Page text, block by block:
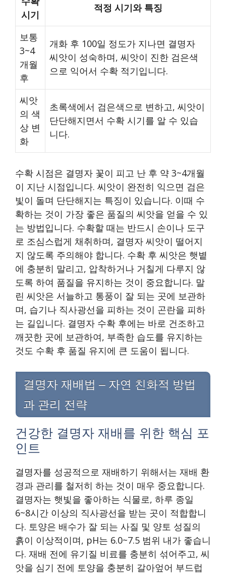
시기
적정 시기와 특징
보통
3~4
개월
후
개화 후 100일 정도가 지나면 결명자
씨앗이 성숙하며, 씨앗이 진한 검은색
으로 익어서 수확 적기입니다.
씨앗
의 색
상 변
화
초록색에서 검은색으로 변하고, 씨앗이
단단해지면서 수확 시기를 알 수 있습
니다.
수확 시점은 결명자 꽃이 피고 난 후 약 3~4개월
이 지난 시점입니다. 씨앗이 완전히 익으면 검은
빛이 돌며 단단해지는 특징이 있습니다. 이때 수
확하는 것이 가장 좋은 품질의 씨앗을 얻을 수 있
는 방법입니다. 수확할 때는 반드시 손이나 도구
로 조심스럽게 채취하며, 결명자 씨앗이 떨어지
지 않도록 주의해야 합니다. 수확 후 씨앗은 햇볕
에 충분히 말리고, 압착하거나 거칠게 다루지 않
도록 하여 품질을 유지하는 것이 중요합니다. 말
린 씨앗은 서늘하고 통풍이 잘 되는 곳에 보관하
며, 습기나 직사광선을 피하는 것이 곤란을 피하
는 길입니다. 결명자 수확 후에는 바로 건조하고
깨끗한 곳에 보관하여, 부족한 습도를 유지하는
것도 수확 후 품질 유지에 큰 도움이 됩니다.
결명자 재배법 – 자연 친화적 방법
과 관리 전략
건강한 결명자 재배를 위한 핵심 포
인트
결명자를 성공적으로 재배하기 위해서는 재배 환
경과 관리를 철저히 하는 것이 매우 중요합니다.
결명자는 햇빛을 좋아하는 식물로, 하루 종일
6~8시간 이상의 직사광선을 받는 곳이 적합합니
다. 토양은 배수가 잘 되는 사질 및 양토 성질의
흙이 이상적이며, pH는 6.0~7.5 범위 내가 좋습니
다. 재배 전에 유기질 비료를 충분히 섞어주고, 씨
앗을 심기 전에 토양을 충분히 갈아엎어 부드럽